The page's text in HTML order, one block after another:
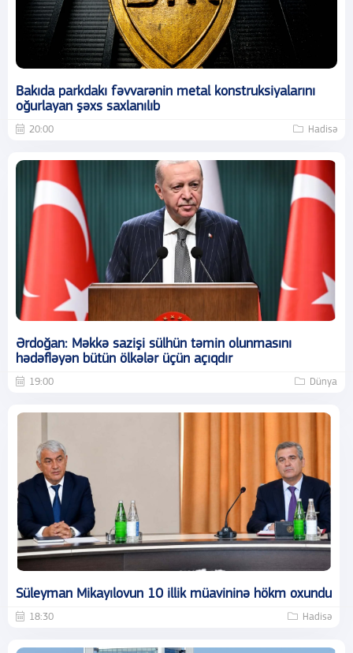
Bakıda parkdakı fəvvarənin metal konstruksiyalarını
oğurlayan şəxs saxlanılıb
20:00 Hadisə
Ərdoğan: Məkkə sazişi sülhün təmin olunmasını
hədəfləyən bütün ölkələr üçün açıqdır
19:00 Dünya
Süleyman Mikayılovun 10 illik müavininə hökm oxundu
18:30 Hadisə